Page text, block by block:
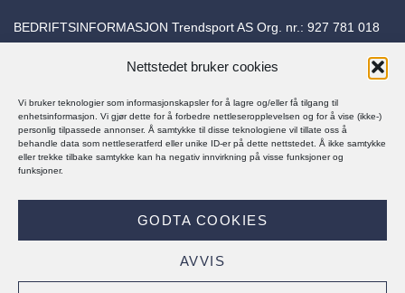
Nettstedet bruker cookies
Vi bruker teknologier som informasjonskapsler for å lagre og/eller få tilgang til
enhetsinformasjon. Vi gjør dette for å forbedre nettleseropplevelsen og for å vise (ikke-)
personlig tilpassede annonser. Å samtykke til disse teknologiene vil tillate oss å
behandle data som nettleseratferd eller unike ID-er på dette nettstedet. Å ikke samtykke
eller trekke tilbake samtykke kan ha negativ innvirkning på visse funksjoner og
funksjoner.
GODTA COOKIES
AVVIS
BEDRIFTSINFORMASJON Trendsport AS Org. nr.: 927 781 018
Adresse: Torvuttaket 26 1540 Vestby E-post:
kundeservice@trapessko.no